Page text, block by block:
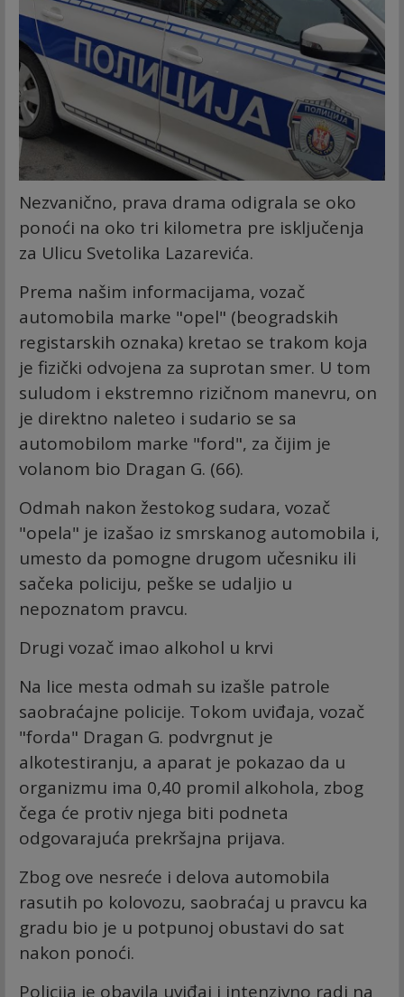
Nezvanično, prava drama odigrala se oko
ponoći na oko tri kilometra pre isključenja
za Ulicu Svetolika Lazarevića.
Prema našim informacijama, vozač
automobila marke "opel" (beogradskih
registarskih oznaka) kretao se trakom koja
je fizički odvojena za suprotan smer. U tom
suludom i ekstremno rizičnom manevru, on
je direktno naleteo i sudario se sa
automobilom marke "ford", za čijim je
volanom bio Dragan G. (66).
Odmah nakon žestokog sudara, vozač
"opela" je izašao iz smrskanog automobila i,
umesto da pomogne drugom učesniku ili
sačeka policiju, peške se udaljio u
nepoznatom pravcu.
Drugi vozač imao alkohol u krvi
Na lice mesta odmah su izašle patrole
saobraćajne policije. Tokom uviđaja, vozač
"forda" Dragan G. podvrgnut je
alkotestiranju, a aparat je pokazao da u
organizmu ima 0,40 promil alkohola, zbog
čega će protiv njega biti podneta
odgovarajuća prekršajna prijava.
Zbog ove nesreće i delova automobila
rasutih po kolovozu, saobraćaj u pravcu ka
gradu bio je u potpunoj obustavi do sat
nakon ponoći.
Policija je obavila uviđaj i intenzivno radi na